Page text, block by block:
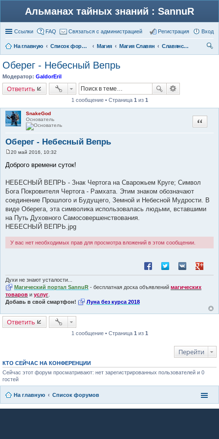
Альманах тайных знаний : SannuR
Ссылки FAQ Связаться с администрацией Вход
Регистрация
На главную Список форумов Магия Магия Славян
Славянские обереги
Оберег - Небесный Вепрь
Модератор: GaldorEril
Ответить
1 сообщение • Страница 1 из 1
SnakeGod
Основатель
Оберег - Небесный Вепрь
Цитата
о
щ
е
н
е
20 май 2016, 10:32
Доброго времени суток!
НЕБЕСНЫЙ ВЕПРЬ - Знак Чертога на Сварожьем Круге; Символ
Бога Покровителя Чертога - Рамхата. Этим знаком обозначают
соединение Прошлого и Будущего, Земной и Небесной Мудрости. В
виде Оберега, эта символика использовалась людьми, вставшими
на Путь Духовного Самосовершенствования.
НЕБЕСНЫЙ ВЕПРЬ.jpg
У вас нет необходимых прав для просмотра вложений в этом сообщении.
Поделиться в Facebook
Поделиться в
Поделиться
Духи не знают усталости...
Магический портал SannuR - бесплатная доска объявлений магических
товаров и услуг
Добавь в свой смартфон!
Луна без курса 2018
Ответить
1 сообщение • Страница 1 из 1
Перейти
КТО СЕЙЧАС НА КОНФЕРЕНЦИИ
Сейчас этот форум просматривают: нет зарегистрированных пользователей и 0
гостей
На главную Список форумов